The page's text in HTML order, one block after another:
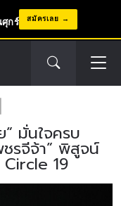
ศุกร์ สมัครเลย
มั่นใจครบ
ชรจีจ้า” พิสูจน์
19